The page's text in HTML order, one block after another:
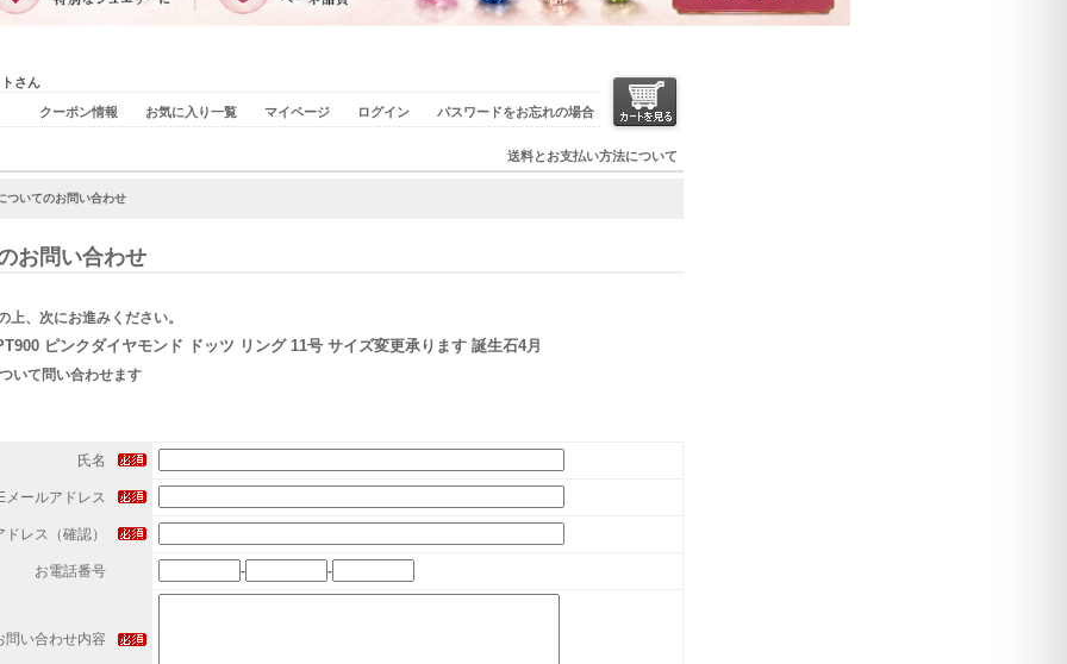
さん
クーポン情報 お気に入り一覧 マイページ ログイン パスワードをお忘れの場合
送料とお支払い方法について
ついてのお問い合わせ
お問い合わせ
上、次にお進みください。
ピンクダイヤモンド ドッツ リング 11号 サイズ変更承ります 誕生石4月
いて問い合わせます
氏名
メールアドレス
レス（確認）
お電話番号 - -
問い合わせ内容